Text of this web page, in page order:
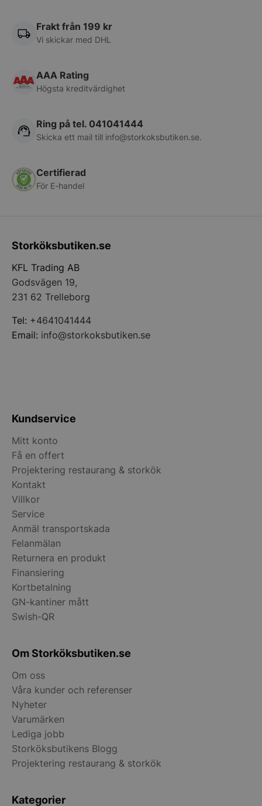
Frakt från 199 kr
Vi skickar med DHL
AAA Rating
Högsta kreditvärdighet
Ring på tel. 041041444
Skicka ett mail till info@storkoksbutiken.se.
Certifierad
För E-handel
Storköksbutiken.se
KFL Trading AB
Godsvägen 19,
231 62 Trelleborg
Tel: +4641041444
Email: info@storkoksbutiken.se
Kundservice
Mitt konto
Få en offert
Projektering restaurang & storkök
Kontakt
Villkor
Service
Anmäl transportskada
Felanmälan
Returnera en produkt
Finansiering
Kortbetalning
GN-kantiner mått
Swish-QR
Om Storköksbutiken.se
Om oss
Våra kunder och referenser
Nyheter
Varumärken
Lediga jobb
Storköksbutikens Blogg
Projektering restaurang & storkök
Kategorier
VISITOR_PRIVACY_METADATA
pys_session_limit
pys_start_session
__lc_cid
wp_woocommerce_session_[abcdef0123456789]
Privacy Policy